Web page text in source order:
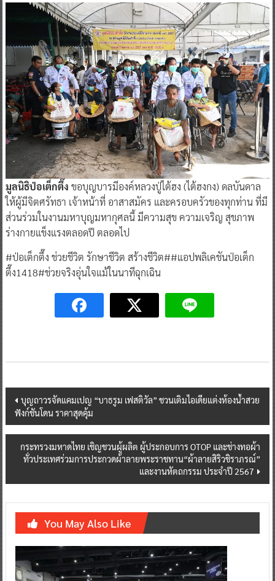
มูลนิธิป่อเต็กตึ๊ง ขอบุญบารมีองค์หลวงปู่ไต้ฮง (ไต้ฮงกง) ดลบันดาล
ให้ผู้มีจิตศรัทธา เจ้าหน้าที่ อาสาสมัคร และครอบครัวของทุกท่าน ที่มี
ส่วนร่วมในงานมหาบุญมหากุศลนี้ มีความสุข ความเจริญ สุขภาพ
ร่างกายแข็งแรงตลอดปี ตลอดไป
#ป่อเต็กตึ๊ง ช่วยชีวิต รักษาชีวิต สร้างชีวิต##แอปพลิเคชันป่อเต็ก
ตึ๊ง1418#ช่วยจริงอุ่นใจแม้ในนาทีฉุกเฉิน
Post
navigation
บุญถาวรจัดแคมเปญ “บาธรูม เฟสติวัล” ชวนเติมไอเดียแต่งห้องน้ำสวย
ฟังก์ชันโดน ราคาสุดคุ้ม
กระทรวงมหาดไทย เชิญชวนผู้ผลิต ผู้ประกอบการ OTOP และช่างทอผ้า
ทั่วประเทศร่วมการประกวดผ้าลายพระราชทาน“ผ้าลายสิริวชิราภรณ์”
และงานหัตถกรรม ประจำปี 2567
You May Also Like